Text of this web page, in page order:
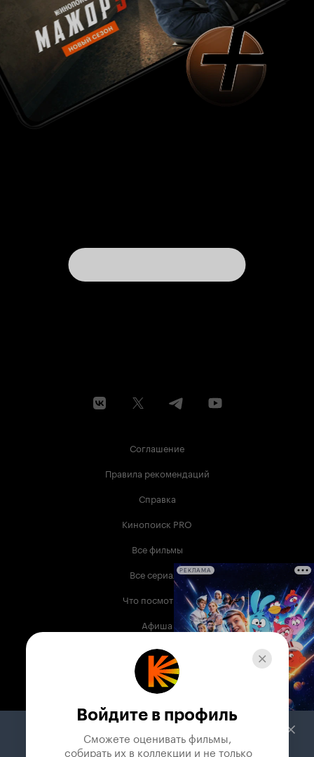
Соглашение
Правила рекомендаций
Справка
Кинопоиск PRO
Все фильмы
Все сериалы
Что посмотреть
Афиша
Музыка
Телепрограмма
Служба поддержки
РЕКЛАМА
Войдите в профиль
Сможете оценивать фильмы,
собирать их в коллекции и не только